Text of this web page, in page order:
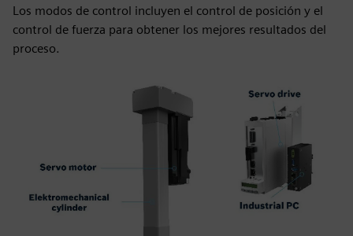
Los modos de control incluyen el control de posición y el
control de fuerza para obtener los mejores resultados del
proceso.